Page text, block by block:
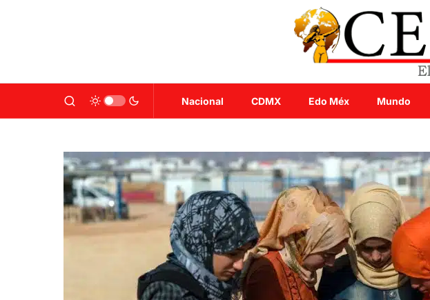
Nacional CDMX Edo Méx Mundo